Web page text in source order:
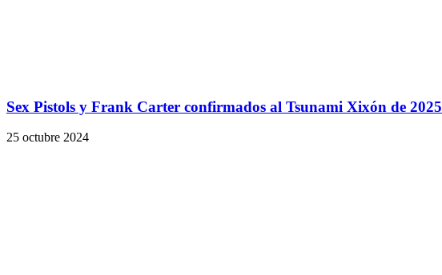
Sex Pistols y Frank Carter confirmados al Tsunami Xixón de 2025
25 octubre 2024